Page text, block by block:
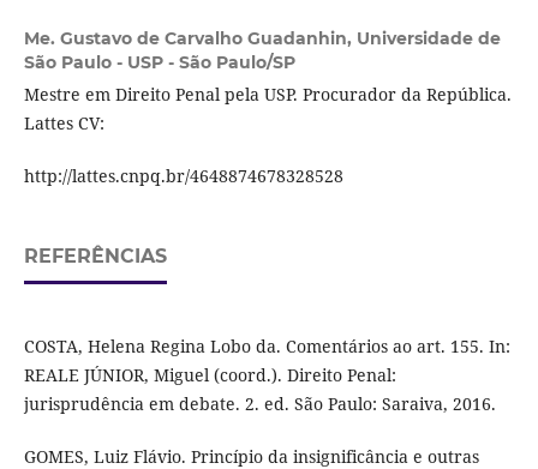
Me. Gustavo de Carvalho Guadanhin, Universidade de
São Paulo - USP - São Paulo/SP
Mestre em Direito Penal pela USP. Procurador da República.
Lattes CV:
http://lattes.cnpq.br/4648874678328528
REFERÊNCIAS
COSTA, Helena Regina Lobo da. Comentários ao art. 155. In:
REALE JÚNIOR, Miguel (coord.). Direito Penal:
jurisprudência em debate. 2. ed. São Paulo: Saraiva, 2016.
GOMES, Luiz Flávio. Princípio da insignificância e outras